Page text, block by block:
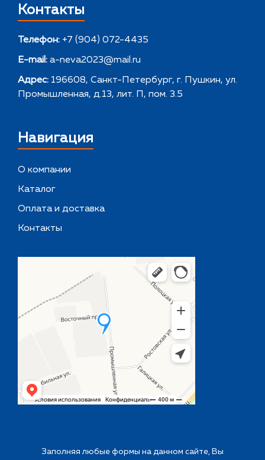
Контакты
Телефон: +7 (904) 072-4435
E-mail: a-neva2023@mail.ru
Адрес: 196608, Санкт-Петербург, г. Пушкин, ул.
Промышленная, д.13, лит. П, пом. 3.5
Навигация
О компании
Каталог
Оплата и доставка
Контакты
Заполняя любые формы на данном сайте, Вы